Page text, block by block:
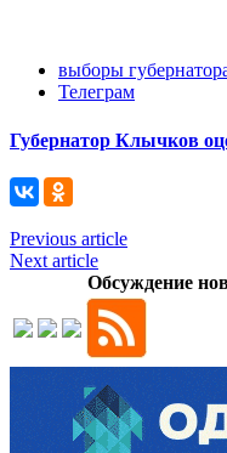
выборы
Телеграм
Губернатор Клычков
Previous article
Next article
Обсуждение